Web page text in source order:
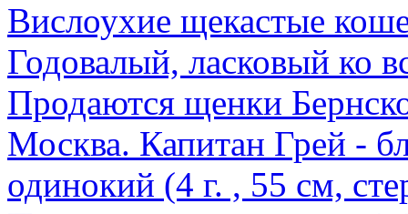
Вислоухие щекастые
Годовалый, ласковый ко
Продаются щенки
Москва. Капитан Грей -
одинокий (4 г. , 55 см,